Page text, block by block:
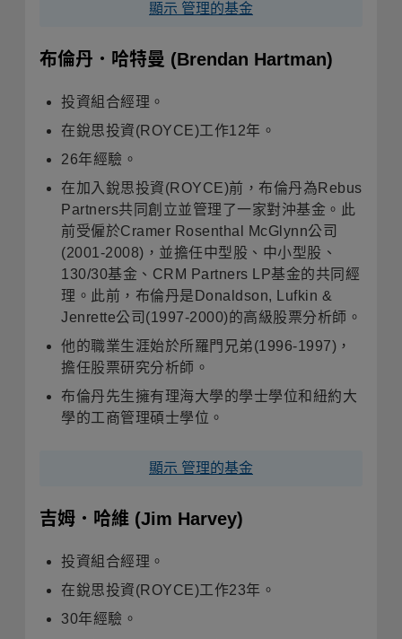
顯示 管理的基金
布倫丹．哈特曼 (Brendan Hartman)
投資組合經理。
在銳思投資(ROYCE)工作12年。
26年經驗。
在加入銳思投資(ROYCE)前，布倫丹為Rebus
Partners共同創立並管理了一家對沖基金。此
前受僱於Cramer Rosenthal McGlynn公司
(2001-2008)，並擔任中型股、中小型股、
130/30基金、CRM Partners LP基金的共同經
理。此前，布倫丹是Donaldson, Lufkin &
Jenrette公司(1997-2000)的高級股票分析師。
他的職業生涯始於所羅門兄弟(1996-1997)，
擔任股票研究分析師。
布倫丹先生擁有理海大學的學士學位和紐約大
學的工商管理碩士學位。
顯示 管理的基金
吉姆．哈維 (Jim Harvey)
投資組合經理。
在銳思投資(ROYCE)工作23年。
30年經驗。